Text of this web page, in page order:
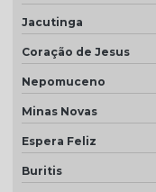
Jacutinga
Coração de Jesus
Nepomuceno
Minas Novas
Espera Feliz
Buritis